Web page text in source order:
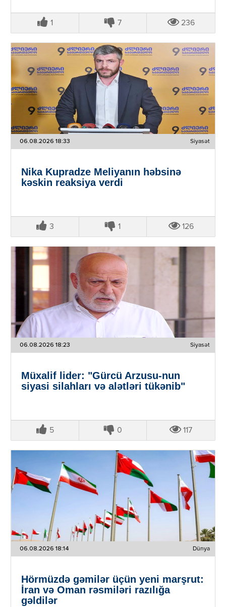
1 7 236
06.08.2026 18:33 Siyasət
Nika Kupradze Meliyanın həbsinə
kəskin reaksiya verdi
3 1 126
06.08.2026 18:23 Siyasət
Müxalif lider: "Gürcü Arzusu-nun
siyasi silahları və alətləri tükənib"
5 0 117
06.08.2026 18:14 Dünya
Hörmüzdə gəmilər üçün yeni marşrut:
İran və Oman rəsmiləri razılığa
gəldilər